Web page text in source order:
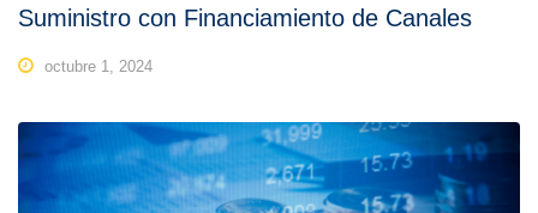
Suministro con Financiamiento de Canales
octubre 1, 2024